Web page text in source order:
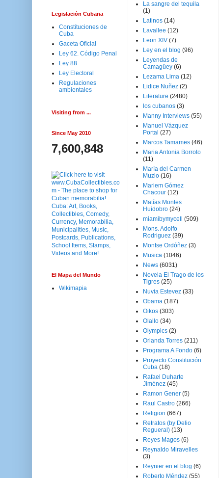
Legislación Cubana
Constituciones de
Cuba
Gaceta Oficial
Ley 62. Código Penal
Ley 88
Ley Electoral
Regulaciones
ambientales
Visiting from ...
Since May 2010
7,600,848
El Mapa del Mundo
Wikimapia
La sangre del tequila
(1)
Latinos (14)
Lavallee (12)
Leon XIV (7)
Ley en el blog (96)
Leyendas de
Camagüey (6)
Lezama Lima (12)
Lidice Nuñez (2)
Literature (2480)
los cubanos (3)
Manny Interviews (55)
Manuel Vázquez
Portal (27)
Marcos Tamames (46)
Maria Antonia Borroto
(11)
María del Carmen
Muzio (16)
Mariem Gómez
Chacour (12)
Matías Montes
Huidobro (24)
miamibymycell
(509)
Mons. Adolfo
Rodriguez (39)
Montse Ordóñez (3)
Musica (1046)
News (6031)
Novela El Trago de los
Tigres (25)
Nuvia Estevez (33)
Obama (187)
Oikos (303)
Olallo (34)
Olympics (2)
Orlanda Torres (211)
Programa A Fondo (6)
Proyecto Constitución
Cuba (18)
Rafael Duharte
Jiménez (45)
Ramon Gener (5)
Raul Castro (266)
Religion (667)
Retratos (by Delio
Regueral) (13)
Reyes Magos (6)
Reynaldo Miravelles
(3)
Reynier en el blog (6)
Roberto Méndez (55)